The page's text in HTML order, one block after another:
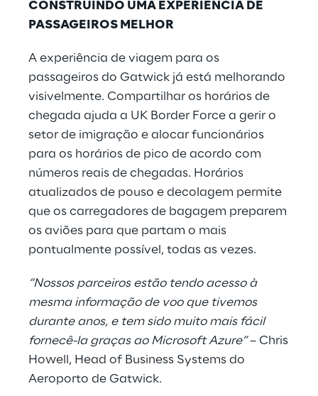
CONSTRUINDO UMA EXPERIÊNCIA DE
PASSAGEIROS MELHOR
A experiência de viagem para os
passageiros do Gatwick já está melhorando
visivelmente. Compartilhar os horários de
chegada ajuda a UK Border Force a gerir o
setor de imigração e alocar funcionários
para os horários de pico de acordo com
números reais de chegadas. Horários
atualizados de pouso e decolagem permite
que os carregadores de bagagem preparem
os aviões para que partam o mais
pontualmente possível, todas as vezes.
“Nossos parceiros estão tendo acesso à
mesma informação de voo que tivemos
durante anos, e tem sido muito mais fácil
fornecê-la graças ao Microsoft Azure”– Chris
Howell, Head of Business Systems do
Aeroporto de Gatwick.